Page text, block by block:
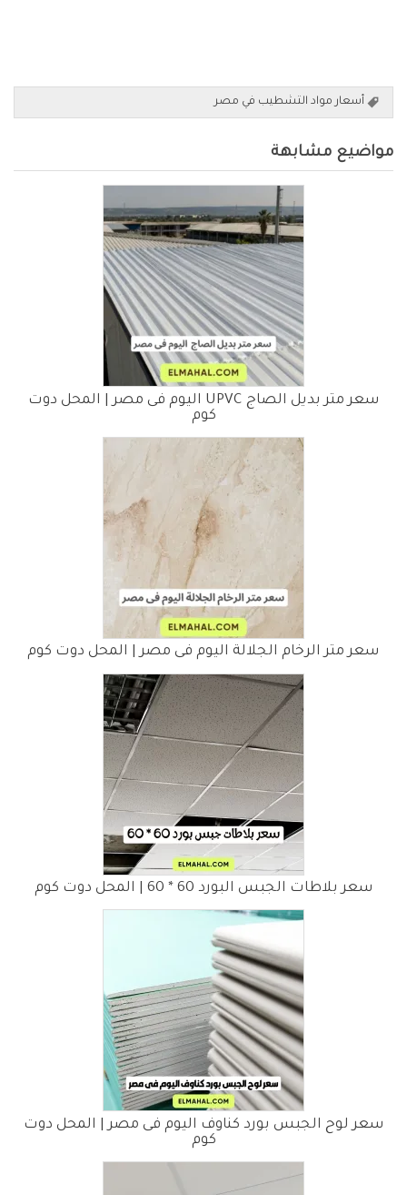
أسعار مواد التشطيب في مصر
مواضيع مشابهة
سعر متر بديل الصاج UPVC اليوم فى مصر | المحل دوت
كوم
سعر متر الرخام الجلالة اليوم فى مصر | المحل دوت كوم
سعر بلاطات الجبس البورد 60 * 60 | المحل دوت كوم
سعر لوح الجبس بورد كناوف اليوم فى مصر | المحل دوت
كوم